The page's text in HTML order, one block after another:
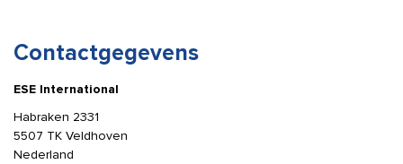
Contactgegevens
ESE International
Habraken 2331
5507 TK Veldhoven
Nederland